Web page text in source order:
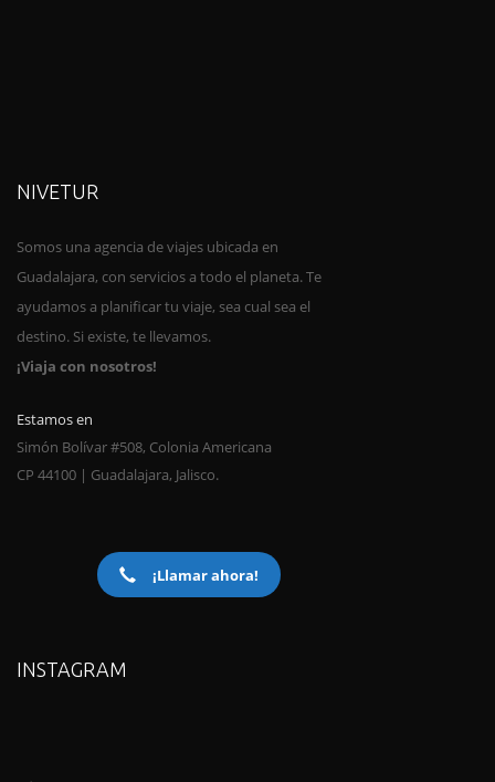
NIVETUR
Somos una agencia de viajes ubicada en
Guadalajara, con servicios a todo el planeta. Te
ayudamos a planificar tu viaje, sea cual sea el
destino. Si existe, te llevamos.
¡Viaja con nosotros!
Estamos en
Simón Bolívar #508, Colonia Americana
CP 44100 | Guadalajara, Jalisco.
¡Llamar ahora!
INSTAGRAM